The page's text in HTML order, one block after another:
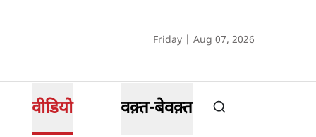
Friday | Aug 07, 2026
वीडियो वक़्त-बेवक़्त